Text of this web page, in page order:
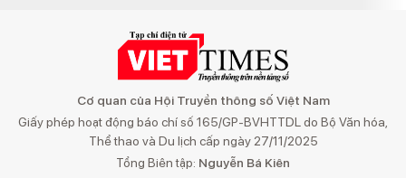
Cơ quan của Hội Truyền thông số Việt Nam
Giấy phép hoạt động báo chí số 165/GP-BVHTTDL do Bộ Văn hóa,
Thể thao và Du lịch cấp ngày 27/11/2025
Tổng Biên tập: Nguyễn Bá Kiên